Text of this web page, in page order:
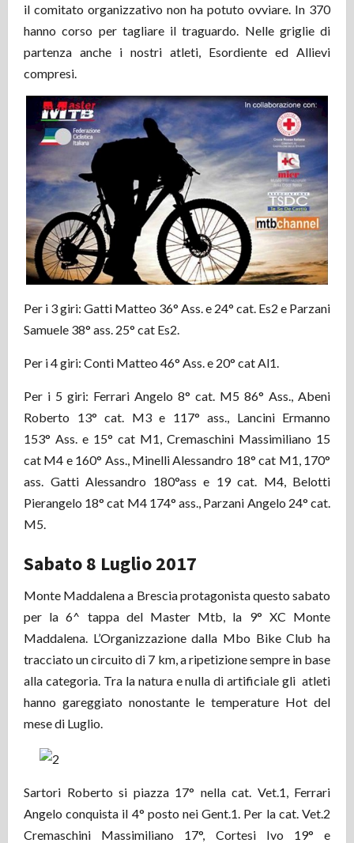
il comitato organizzativo non ha potuto ovviare. In 370
hanno corso per tagliare il traguardo. Nelle griglie di
partenza anche i nostri atleti, Esordiente ed Allievi
compresi.
Per i 3 giri: Gatti Matteo 36° Ass. e 24° cat. Es2 e Parzani
Samuele 38° ass. 25° cat Es2.
Per i 4 giri: Conti Matteo 46° Ass. e 20° cat Al1.
Per i 5 giri: Ferrari Angelo 8° cat. M5 86° Ass., Abeni
Roberto 13° cat. M3 e 117° ass., Lancini Ermanno
153° Ass. e 15° cat M1, Cremaschini Massimiliano 15
cat M4 e 160° Ass., Minelli Alessandro 18° cat M1, 170°
ass. Gatti Alessandro 180°ass e 19 cat. M4, Belotti
Pierangelo 18° cat M4 174° ass., Parzani Angelo 24° cat.
M5.
Sabato 8 Luglio 2017
Monte Maddalena a Brescia protagonista questo sabato
per la 6^ tappa del Master Mtb, la 9° XC Monte
Maddalena. L’Organizzazione dalla Mbo Bike Club ha
tracciato un circuito di 7 km, a ripetizione sempre in base
alla categoria. Tra la natura e nulla di artificiale gli atleti
hanno gareggiato nonostante le temperature Hot del
mese di Luglio.
Sartori Roberto si piazza 17° nella cat. Vet.1, Ferrari
Angelo conquista il 4° posto nei Gent.1. Per la cat. Vet.2
Cremaschini Massimiliano 17°, Cortesi Ivo 19° e